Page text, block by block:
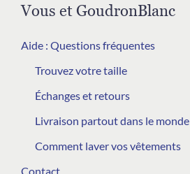
Vous et GoudronBlanc
Aide : Questions fréquentes
Trouvez votre taille
Échanges et retours
Livraison partout dans le monde
Comment laver vos vêtements
Contact